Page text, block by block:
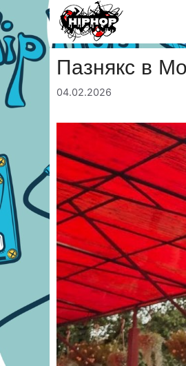
Перейти
к
содержимому
Пазнякс в
04.02.2026